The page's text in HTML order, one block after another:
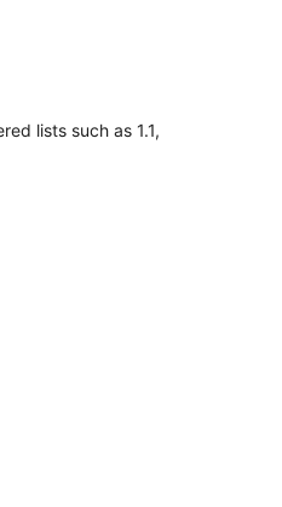
lists such as 1.1,